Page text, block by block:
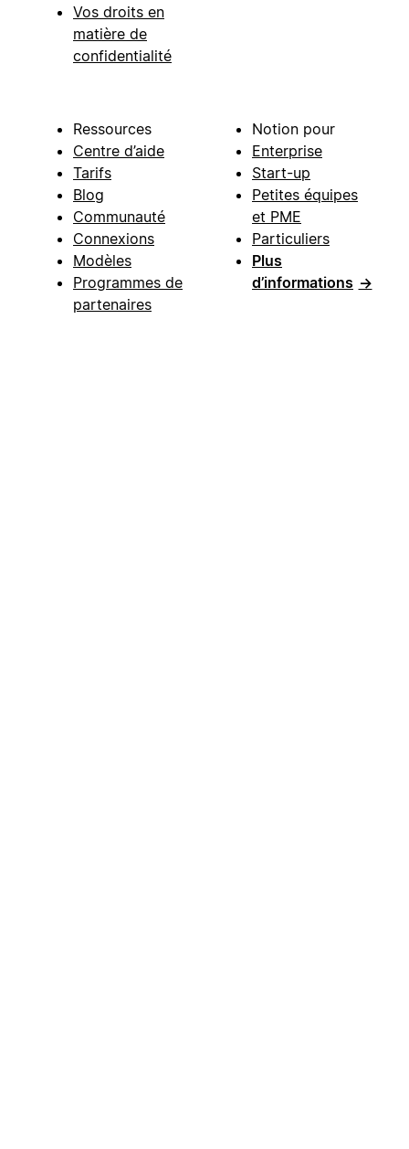
Vos droits en
matière de
confidentialité
Ressources
Centre d’aide
Tarifs
Blog
Communauté
Connexions
Modèles
Programmes de
partenaires
Notion pour
Enterprise
Start-up
Petites équipes
et PME
Particuliers
Plus
d’informations →